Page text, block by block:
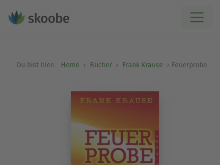
Du bist hier: Home Bücher Frank Krause Feuerprobe